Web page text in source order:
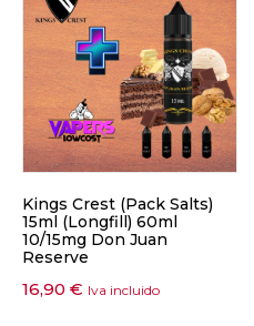
Kings Crest (Pack Salts)
15ml (Longfill) 60ml
10/15mg Don Juan
Reserve
16,90 € Iva incluido